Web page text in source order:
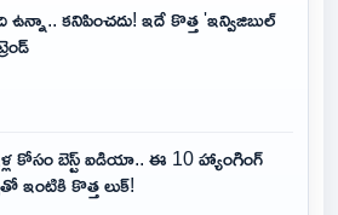
ఉన్నా.. కనిపించదు! ఇదే కొత్త 'ఇన్విజిబుల్
కోసం బెస్ట్ ఐడియా.. ఈ 10 హ్యాంగింగ్
ఇంటికి కొత్త లుక్!